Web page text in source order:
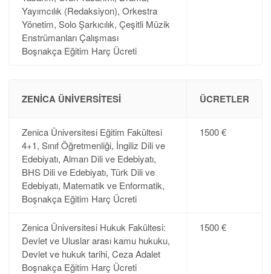
Yayımcılık (Redaksiyon), Orkestra
Yönetim, Solo Şarkıcılık, Çeşitli Müzik
Enstrümanları Çalışması
Boşnakça Eğitim Harç Ücreti
ZENICA ÜNIVERSITESI ÜCRETLER
Zenica Üniversitesi Eğitim Fakültesi
4+1, Sınıf Öğretmenliği, İngiliz Dili ve
Edebiyatı, Alman Dili ve Edebiyatı,
BHS Dili ve Edebiyatı, Türk Dili ve
Edebiyatı, Matematik ve Enformatik,
Boşnakça Eğitim Harç Ücreti
1500 €
Zenica Üniversitesi Hukuk Fakültesi:
Devlet ve Uluslar arası kamu hukuku,
Devlet ve hukuk tarihi, Ceza Adalet
Boşnakça Eğitim Harç Ücreti
1500 €